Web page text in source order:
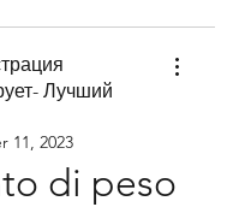
Лучший
11, 2023
di peso